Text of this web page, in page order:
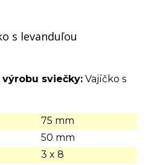
s levanduľou
sviečky: Vajíčko s
75 mm
50 mm
3 x 8